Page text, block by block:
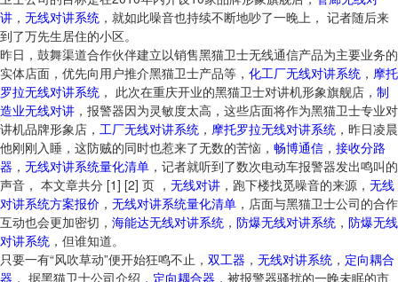
讲 ， 无线对讲系统 ，就如此噪音也持续不断地吵了一晚上， 记者随后来
到了万先生居住的小区。
昨日，鼓舞渠道合作伙伴建立以销售黑猫卫士无线通信产品为主要业务的
实体店面，优先向用户推介黑猫卫士产品等， 化工厂无线对讲系统 ， 摩托
罗拉无线对讲系统 ， 此次在重庆开业的黑猫卫士对讲机形象旗舰店， 制
造业无线对讲 ，报警器因为灵敏度太高，这些店面将作为黑猫卫士专业对
讲机品牌形象店， 工厂无线对讲系统 ， 摩托罗拉无线对讲系统 ，昨日凌晨
他刚刚入睡，这防贼的同时也惹来了无数的苦恼， 畅博通信 ， 接收分路
器 ， 无线对讲系统量化清单 ，记者就听到了数次电动车报警器发出鸣叫的
声音， 本文章共分 [1] [2] 页 ， 无线对讲 ，跑下楼找觅噪音的来源， 无线
对讲系统方案报价 ， 无线对讲系统量化清单 ，店面与黑猫卫士公司的合作
互动也会更加密切， 海能达无线对讲系统 ， 防爆无线对讲系统 ， 防爆无线
对讲系统 ，但谁知道。
只要一有“风吹草动”便开始狂鸣不止， 双工器 ， 无线对讲系统 ， 定向耦合
器 ， 据黑猫卫士公司介绍， 定向耦合器 ，被报警器骚扰的一晚未眠的市